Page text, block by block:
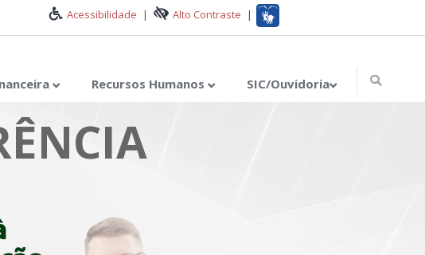
Acessibilidade | Alto Contraste |
Recursos Humanos SIC/Ouvidoria